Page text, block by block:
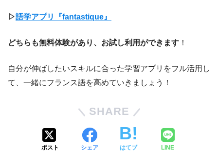
▷語学アプリ『fantastique』
どちらも無料体験があり、お試し利用ができます ！
自分が伸ばしたいスキルに合った学習アプリをフル活用し
て、一緒にフランス語を高めていきましょう！
SHARE
ポスト シェア はてブ LINE